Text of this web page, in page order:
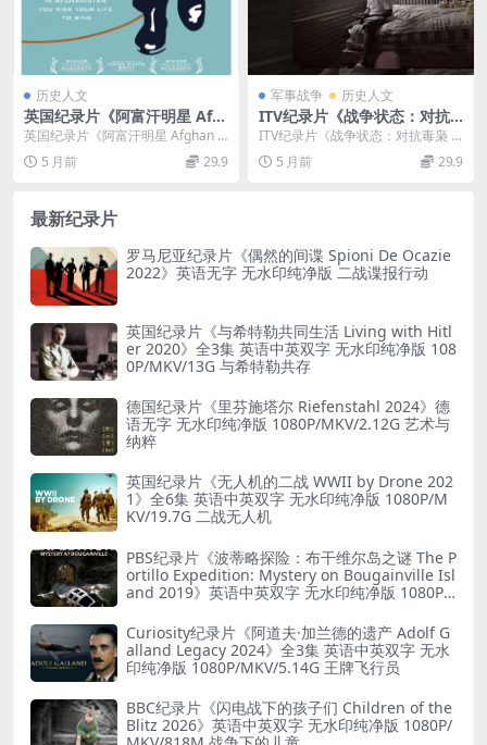
历史人文
英国纪录片《阿富汗明星 Afg
han Star 2009》英语英字 72
0P/MKV/1.27G 阿富汗人现状
英国纪录片《阿富汗明星 Afghan S
tar 2009》英语英字 720P/M...
5 月前 29.9
军事战争 历史人文
ITV纪录片《战争状态：对抗
毒枭 State of War: Fighting
the Narcos 2025》英语无字
无水印纯净版 1080P/MKV/1.
ITV纪录片《战争状态：对抗毒枭 2
025》介绍及资源信息 ITV纪录片
《战争状...
5 月前 29.9
最新纪录片
罗马尼亚纪录片《偶然的间谍 Spioni De Ocazie
2022》英语无字 无水印纯净版 二战谍报行动
英国纪录片《与希特勒共同生活 Living with Hitl
er 2020》全3集 英语中英双字 无水印纯净版 108
0P/MKV/13G 与希特勒共存
德国纪录片《里芬施塔尔 Riefenstahl 2024》德
语无字 无水印纯净版 1080P/MKV/2.12G 艺术与
纳粹
英国纪录片《无人机的二战 WWII by Drone 202
1》全6集 英语中英双字 无水印纯净版 1080P/M
KV/19.7G 二战无人机
PBS纪录片《波蒂略探险：布干维尔岛之谜 The P
ortillo Expedition: Mystery on Bougainville Isl
and 2019》英语中英双字 无水印纯净版 1080P/
Curiosity纪录片《阿道夫·加兰德的遗产 Adolf G
alland Legacy 2024》全3集 英语中英双字 无水
印纯净版 1080P/MKV/5.14G 王牌飞行员
BBC纪录片《闪电战下的孩子们 Children of the
Blitz 2026》英语中英双字 无水印纯净版 1080P/